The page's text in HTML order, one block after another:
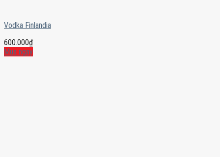
Vodka Finlandia
600.000₫
Mua ngay